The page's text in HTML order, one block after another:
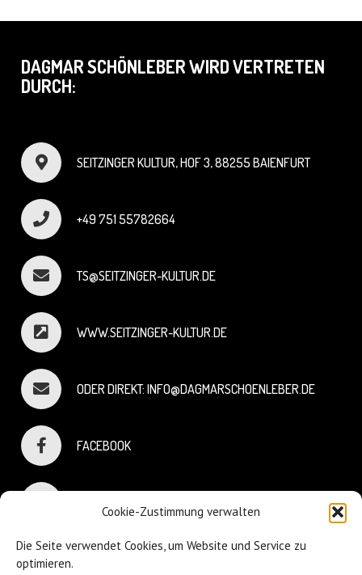
Cookie-Zustimmung verwalten
Die Seite verwendet Cookies, um Website und Service zu
optimieren.
DAGMAR SCHÖNLEBER WIRD VERTRETEN
DURCH:
SEITZINGER KULTUR, HOF 3, 88255 BAIENFURT
+49 751 55782664
TS@SEITZINGER-KULTUR.DE
WWW.SEITZINGER-KULTUR.DE
ODER DIREKT: INFO@DAGMARSCHOENLEBER.DE
FACEBOOK